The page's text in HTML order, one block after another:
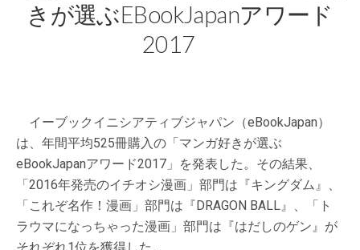
きが選ぶeBookJapanアワード
2017
イーブックイニシアティブジャパン（eBookJapan）
は、年間平均525冊購入の「マンガ好きが選ぶ
eBookJapanアワード2017」を発表した。その結果、
「2016年発売のイチオシ漫画」部門は『キングダム』、
「これぞ名作！漫画」部門は『DRAGON BALL』、「ト
ラウマになっちゃった漫画」部門は『はだしのゲン』が